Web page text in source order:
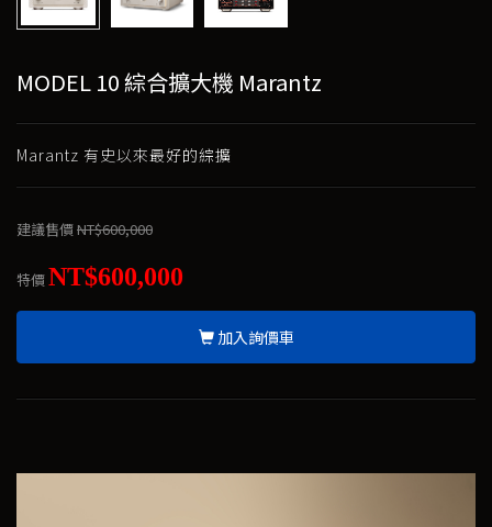
MODEL 10 綜合擴大機 Marantz
Marantz 有史以來最好的綜擴
建議售價NT$600,000
特價NT$600,000
加入詢價車